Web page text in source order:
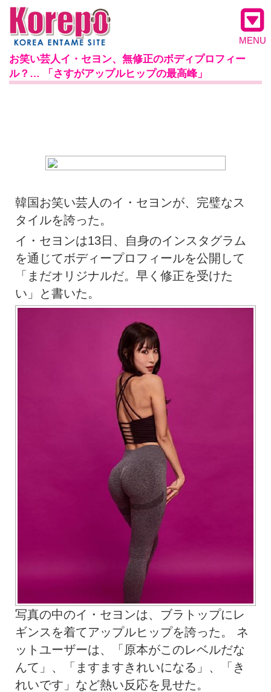
MENU
お笑い芸人イ・セヨン、無修正のボディプロフィー
ル？… 「さすがアップルヒップの最高峰」
韓国お笑い芸人のイ・セヨンが、完璧なス
タイルを誇った。
イ・セヨンは13日、自身のインスタグラム
を通じてボディープロフィールを公開して
「まだオリジナルだ。早く修正を受けた
い」と書いた。
写真の中のイ・セヨンは、ブラトップにレ
ギンスを着てアップルヒップを誇った。 ネ
ットユーザーは、「原本がこのレベルだな
んて」、「ますますきれいになる」、「き
れいです」など熱い反応を見せた。